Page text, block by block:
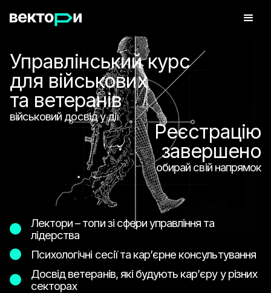
Управлінський курс
для військових
та ветеранів
Реєстрацію
завершено
військовий досвід у дії
обирай свійнапрямок
Лектори – топи зі сфери управління та
лідерства
Психологічні сесії та карʼєрне консультування
Досвід ветеранів, які будують карʼєру у різних
секторах